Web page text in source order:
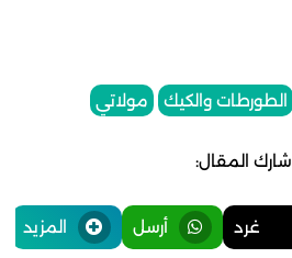
الطورطات والكيك مولاتي
شارك المقال:
غرد أرسل المزيد